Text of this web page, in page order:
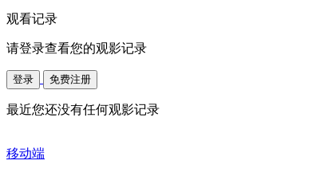
观看记录
请登录查看您的观影记录
登录 免费注册
最近您还没有任何观影记录
移动端